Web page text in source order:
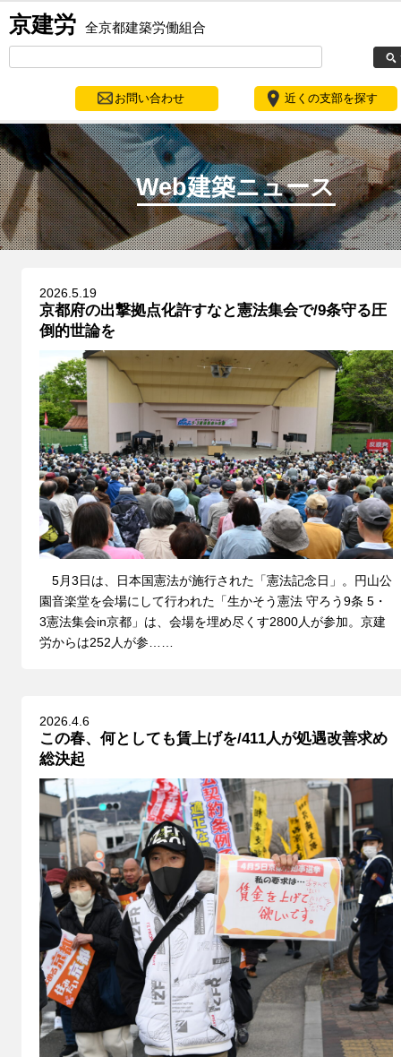
京建労 全京都建築労働組合
お問い合わせ 近くの支部を探す
Web建築ニュース
2026.5.19
京都府の出撃拠点化許すなと憲法集会で/9条守る圧
倒的世論を
5月3日は、日本国憲法が施行された「憲法記念日」。円山公
園音楽堂を会場にして行われた「生かそう憲法 守ろう9条 5・
3憲法集会in京都」は、会場を埋め尽くす2800人が参加。京建
労からは252人が参……
2026.4.6
この春、何としても賃上げを/411人が処遇改善求め
総決起